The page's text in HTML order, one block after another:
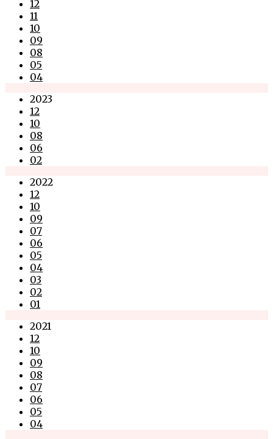
12
11
10
09
08
05
04
2023
12
10
08
06
02
2022
12
10
09
07
06
05
04
03
02
01
2021
12
10
09
08
07
06
05
04